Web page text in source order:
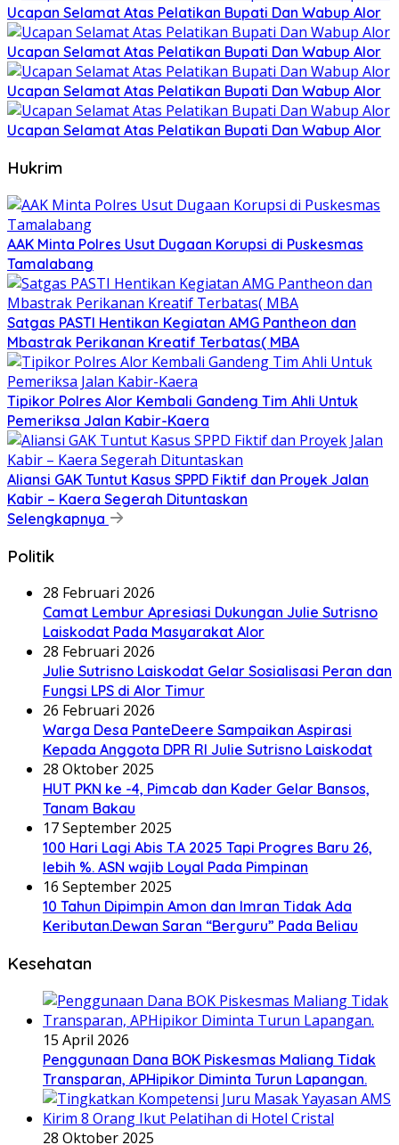
Ucapan Selamat Atas Pelatikan Bupati Dan Wabup Alor
Ucapan Selamat Atas Pelatikan Bupati Dan Wabup Alor
Ucapan Selamat Atas Pelatikan Bupati Dan Wabup Alor
Ucapan Selamat Atas Pelatikan Bupati Dan Wabup Alor
Hukrim
AAK Minta Polres Usut Dugaan Korupsi di Puskesmas
Tamalabang
Satgas PASTI Hentikan Kegiatan AMG Pantheon dan
Mbastrak Perikanan Kreatif Terbatas( MBA
Tipikor Polres Alor Kembali Gandeng Tim Ahli Untuk
Pemeriksa Jalan Kabir-Kaera
Aliansi GAK Tuntut Kasus SPPD Fiktif dan Proyek Jalan
Kabir – Kaera Segerah Dituntaskan
Selengkapnya
Politik
28 Februari 2026
Camat Lembur Apresiasi Dukungan Julie Sutrisno
Laiskodat Pada Masyarakat Alor
28 Februari 2026
Julie Sutrisno Laiskodat Gelar Sosialisasi Peran dan
Fungsi LPS di Alor Timur
26 Februari 2026
Warga Desa PanteDeere Sampaikan Aspirasi
Kepada Anggota DPR RI Julie Sutrisno Laiskodat
28 Oktober 2025
HUT PKN ke -4, Pimcab dan Kader Gelar Bansos,
Tanam Bakau
17 September 2025
100 Hari Lagi Abis T.A 2025 Tapi Progres Baru 26,
lebih %. ASN wajib Loyal Pada Pimpinan
16 September 2025
10 Tahun Dipimpin Amon dan Imran Tidak Ada
Keributan.Dewan Saran “Berguru” Pada Beliau
Kesehatan
15 April 2026
Penggunaan Dana BOK Piskesmas Maliang Tidak
Transparan, APHipikor Diminta Turun Lapangan.
28 Oktober 2025